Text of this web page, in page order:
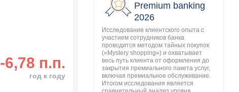
-6,78 п.п.
год к году
Premium banking
2026
Исследование клиентского опыта с
участием сотрудников банка
проводится методом тайных покупок
(«Mystery shopping») и охватывает
весь путь клиента от оформления до
закрытия премиального пакета услуг,
включая премиальное обслуживание.
Итогом исследования является